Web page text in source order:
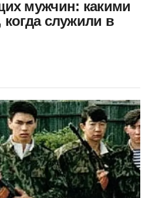
мужчин: какими
служили в